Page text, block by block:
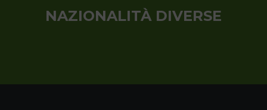
NAZIONALITÀ DIVERSE